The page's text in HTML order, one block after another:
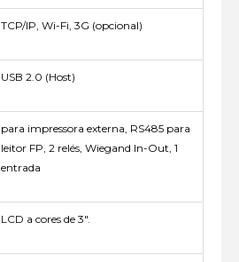
TCP/IP, Wi-Fi, 3G (opcional)
USB 2.0 (Host)
para impressora externa, RS485 para
leitor FP, 2 relés, Wiegand In-Out, 1
entrada
LCD a cores de 3".